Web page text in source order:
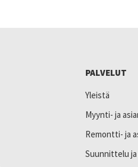
PALVELUT
Yleistä
Myynti- ja
Remontti- ja
Suunnittelu